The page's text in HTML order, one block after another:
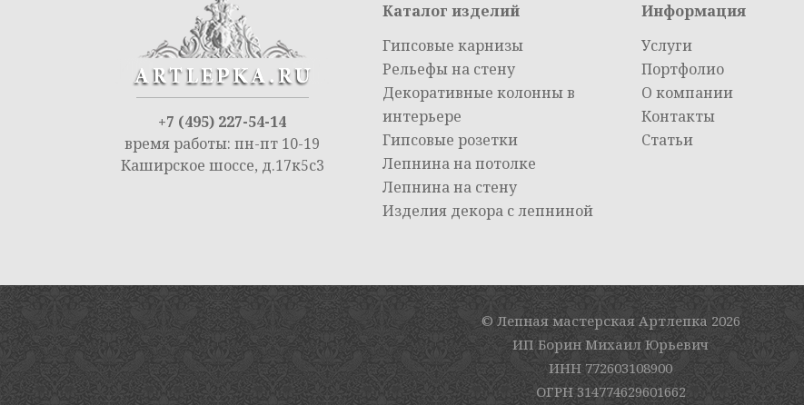
+7 (495) 227-54-14
время работы: пн-пт 10-19
Каширское шоссе, д.17к5с3
Каталог изделий
Гипсовые карнизы
Рельефы на стену
Декоративные колонны в
интерьере
Гипсовые розетки
Лепнина на потолке
Лепнина на стену
Изделия декора с лепниной
Информация
Услуги
Портфолио
О компании
Контакты
Статьи
© Лепная мастерская Артлепка 2026
ИП Борин Михаил Юрьевич
ИНН 772603108900
ОГРН 314774629601662